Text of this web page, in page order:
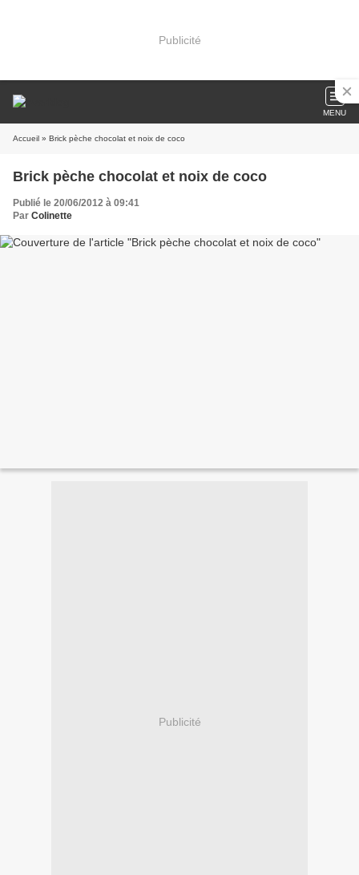
Publicité
MENU
Accueil » Brick pèche chocolat et noix de coco
Brick pèche chocolat et noix de coco
Publié le 20/06/2012 à 09:41
Par Colinette
Publicité